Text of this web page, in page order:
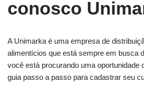
conosco
A Unimarka é uma empresa de
alimentícios que está sempre em busca
você está procurando uma oportunidade
guia passo a passo para cadastrar seu